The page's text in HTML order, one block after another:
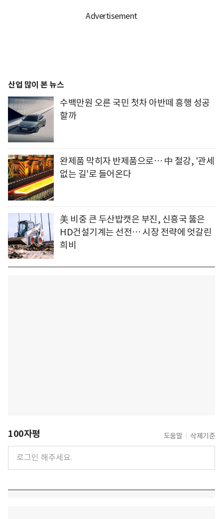
산업 많이 본 뉴스
수백만원 오른 국민 첫차 아반떼 흥행 성공
할까
완제품 막히자 반제품으로… 中 철강, '관세
없는 길'로 들어온다
美 비중 큰 두산밥캣은 부진, 신흥국 뚫은
HD건설기계는 선전… 시장 전략에 엇갈린
희비
100자평 도움말 삭제기준